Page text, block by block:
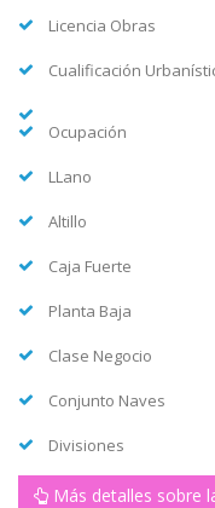
Licencia Obras
Cualificación
Ocupación
LLano
Altillo
Caja Fuerte
Planta Baja
Clase Negocio
Conjunto Naves
Divisiones
Más detalles sobre